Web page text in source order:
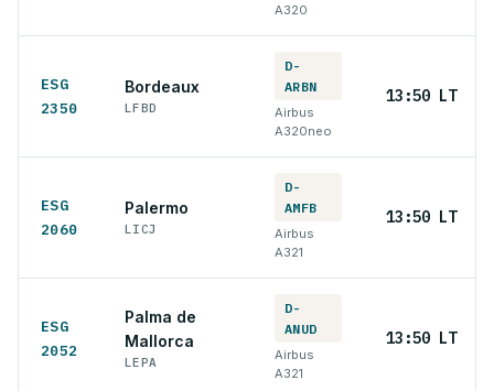
A320
ESG
2350
Bordeaux
LFBD
D-
ARBN
Airbus
A320neo
13:50 LT
ESG
2060
Palermo
LICJ
D-
AMFB
Airbus
A321
13:50 LT
ESG
2052
Palma de
Mallorca
LEPA
D-
ANUD
Airbus
A321
13:50 LT